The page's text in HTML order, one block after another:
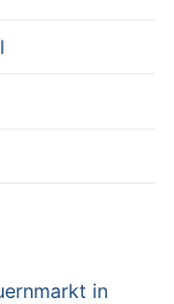
in